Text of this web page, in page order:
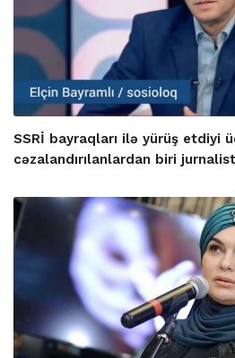
SSRİ bayraqları ilə yürüş etdiyi
cəzalandırılanlardan biri